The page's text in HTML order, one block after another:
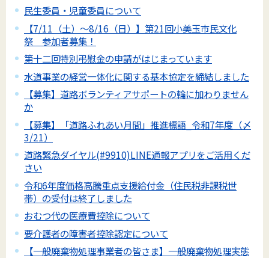
民生委員・児童委員について
【7/11（土）～8/16（日）】第21回小美玉市民文化
祭 参加者募集！
第十二回特別弔慰金の申請がはじまっています
水道事業の経営一体化に関する基本協定を締結しました
【募集】道路ボランティアサポートの輪に加わりません
か
【募集】「道路ふれあい月間」推進標語_令和7年度（〆
3/21）
道路緊急ダイヤル(#9910)LINE通報アプリをご活用くだ
さい
令和6年度価格高騰重点支援給付金（住民税非課税世
帯）の受付は終了しました
おむつ代の医療費控除について
要介護者の障害者控除認定について
【一般廃棄物処理事業者の皆さま】一般廃棄物処理実態